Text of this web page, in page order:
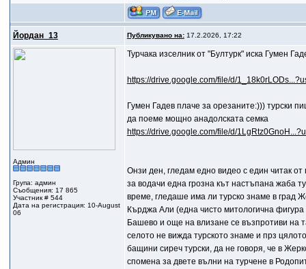
Йордан_13 Публикувано на:17.2.2026, 17:22
Админ
Група: админ
Съобщения: 17 865
Участник # 544
Дата на регистрация: 10-August
06
Турчака изселник от "Бултурк" иска Гумен
https://drive.google.com/file/d/
Гумен Гадев плаче за орезаните:))) турски
да поеме мощно анадолската семка
https://drive.google.com/file/d/
Онзи ден, гледам едно видео с един читак
за водачи една грозна кът настъпана жаба
време, гледаше има ли турско знаме в град
Кърджа Али (една чисто митологична
Башево и още на влизане се възпротиви на
селото не вижда турското знаме и прз
бащини сиреч турски, да не говоря, че в
спомена за двете вълни на турчене в